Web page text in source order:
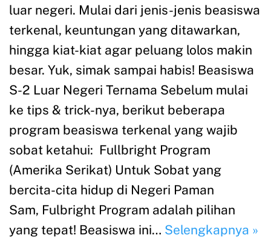
luar negeri. Mulai dari jenis-jenis beasiswa
terkenal, keuntungan yang ditawarkan,
hingga kiat-kiat agar peluang lolos makin
besar. Yuk, simak sampai habis! Beasiswa
S-2 Luar Negeri Ternama Sebelum mulai
ke tips & trick-nya, berikut beberapa
program beasiswa terkenal yang wajib
sobat ketahui: Fullbright Program
(Amerika Serikat) Untuk Sobat yang
bercita-cita hidup di Negeri Paman
Sam, Fulbright Program adalah pilihan
yang tepat! Beasiswa ini… Selengkapnya »